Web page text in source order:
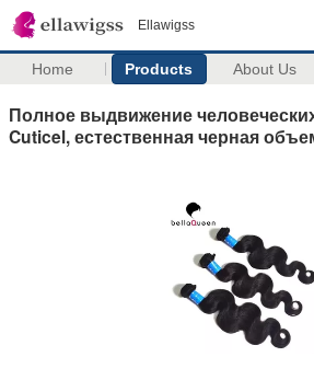
Ellawigss
Home Products About Us
Полное выдвижение
Cuticel, естественная черная